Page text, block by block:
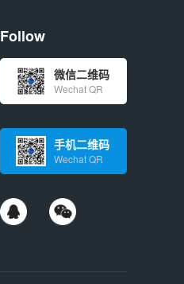
Follow
微信二维码
Wechat QR
手机二维码
Wechat QR